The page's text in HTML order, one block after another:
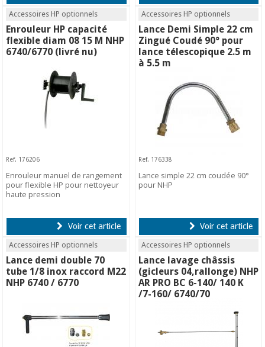
Accessoires HP optionnels
Enrouleur HP capacité
flexible diam 08 15 M NHP
6740/6770 (livré nu)
Ref. 176206
Enrouleur manuel de rangement
pour flexible HP pour nettoyeur
haute pression
Voir cet article
Accessoires HP optionnels
Lance Demi Simple 22 cm
Zingué Coudé 90° pour
lance télescopique 2.5 m
à 5.5 m
Ref. 176338
Lance simple 22 cm coudée 90°
pour NHP
Voir cet article
Accessoires HP optionnels
Lance demi double 70
tube 1/8 inox raccord M22
NHP 6740 / 6770
Accessoires HP optionnels
Lance lavage châssis
(gicleurs 04,rallonge) NHP
AR PRO BC 6-140/ 140 K
/7-160/ 6740/70